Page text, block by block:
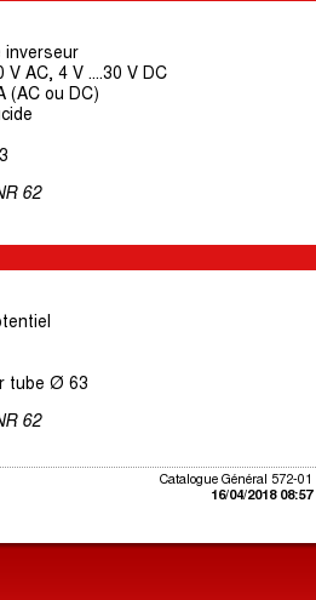
inverseur
AC, 4 V ....30 V DC
(AC ou DC)
62
tube Ø 63
62
Catalogue Général 572-01
16/04/2018 08:57